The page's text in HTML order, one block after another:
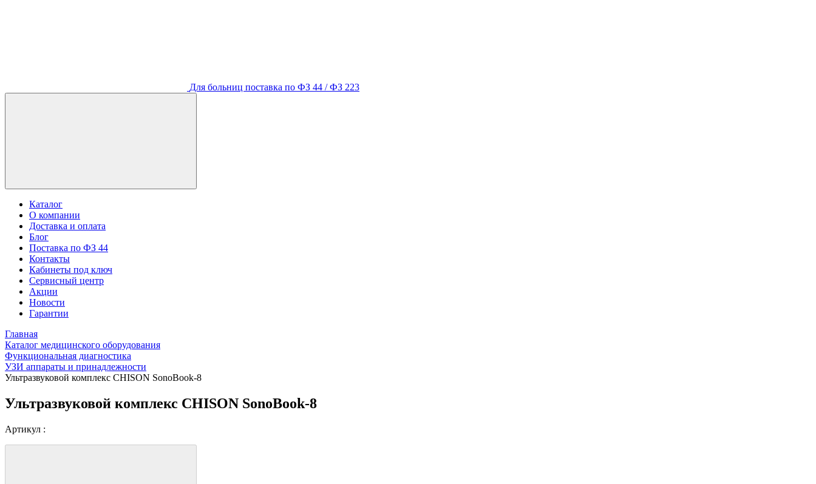
Для больниц поставка по ФЗ 44 / ФЗ 223
Каталог
О компании
Доставка и оплата
Блог
Поставка по ФЗ 44
Контакты
Кабинеты под ключ
Сервисный центр
Акции
Новости
Гарантии
Главная
Каталог медицинского оборудования
Функциональная диагностика
УЗИ аппараты и принадлежности
Ультразвуковой комплекс CHISON SonoBook-8
Ультразвуковой комплекс CHISON SonoBook-8
Артикул :